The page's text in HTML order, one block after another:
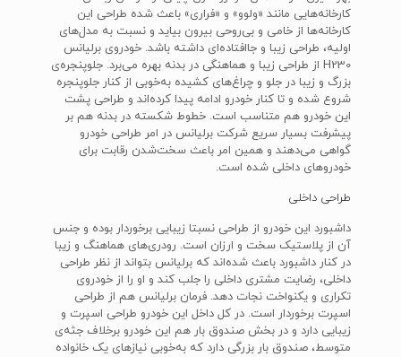
کارخانه‌هایی مانند «ولوو» و «فراری» باعث شده طراحی این
کارخانه‌ها از خامی و بی‌روحی بیرون بیاید و نسبت به مدل‌های
اولیه، طراحی زیبا و جاافتاده‌ای داشته باشد. خودروی برلیانس
H230 از طراحی زیبا و هماهنگی در بدنه بهره می‌برد. جلوپنجره‌ی
بزرگ و زیبا در جلو و چراغ‌های کشیده به‌خوبی از کنار جلوپنجره
شروع شده و تا کنار خودرو ادامه پیدا کرده‌اند و طراحی پشت
این خودرو هم متناسب است. خطوط شکسته در بدنه هم بر
پیشرفت بسیار سریع شرکت برلیانس در امر طراحی خودرو
گواهی می‌دهند و همین امر باعث سخت‌شدن رقابت برای
خودروهای داخلی شده است.
طراحی داخلی
داشبورد این خودرو از طراحی نسبتا زیبایی برخوردار بوده و جنس
آن از پلاستیک سخت و ارزان است. رودری‌های هماهنگ و زیبا
در کنار داشبورد باعث شده‌اند که برلیانس بتواند از نظر طراحی
داخلی، رضایت مشتری داخلی را جلب کند و او را از خودروی
تکراری و یکنواخت نجات دهد. فرمان برلیانس هم از طراحی
اسپرت برخوردار است. در کل داخل این خودرو طراحی اسپرت و
زیبایی دارد و در بخش صندوق بار هم این خودرو برخلاف جثه‌ی
متوسط، صندوق بار بزرگی دارد که به‌خوبی نیازهای یک خانواده